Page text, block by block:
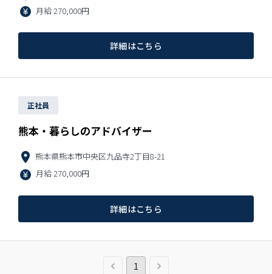
月給270,000円
詳細はこちら
正社員
熊本・暮らしのアドバイザー
熊本県熊本市中央区九品寺2丁目8-21
月給270,000円
詳細はこちら
1